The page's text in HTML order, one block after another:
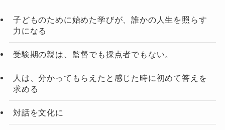
子どものために始めた学びが、誰かの人生を照らす
力になる
受験期の親は、監督でも採点者でもない。
人は、分かってもらえたと感じた時に初めて答えを
求める
対話を文化に